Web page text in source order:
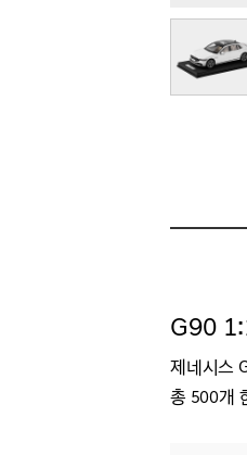
G90
제네시스
총 500개